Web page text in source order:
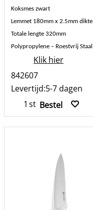
Koksmes zwart
Lemmet 180mm x 2.5mm dikte
Totale lengte 320mm
Polypropylene – Roestvrij Staal
Klik hier
842607
Levertijd:5-7 dagen
st Bestel